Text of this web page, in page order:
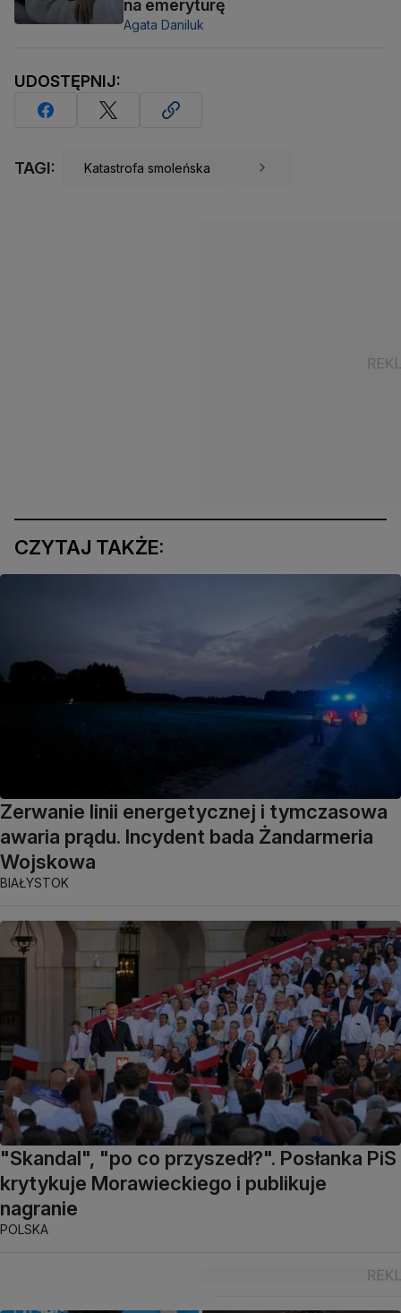
na emeryturę
Agata Daniluk
UDOSTĘPNIJ:
TAGI: Katastrofa smoleńska
CZYTAJ TAKŻE:
Zerwanie linii energetycznej i tymczasowa
awaria prądu. Incydent bada Żandarmeria
Wojskowa
BIAŁYSTOK
"Skandal", "po co przyszedł?". Posłanka PiS
krytykuje Morawieckiego i publikuje
nagranie
POLSKA